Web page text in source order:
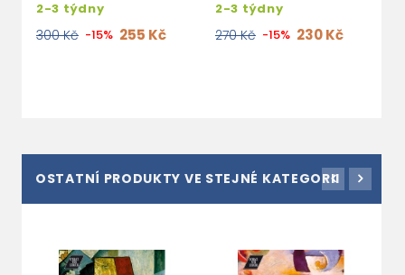
2-3 týdny
300 Kč -15% 255 Kč
2-3 týdny
270 Kč -15% 230 Kč
OSTATNÍ PRODUKTY VE STEJNÉ KATEGORII